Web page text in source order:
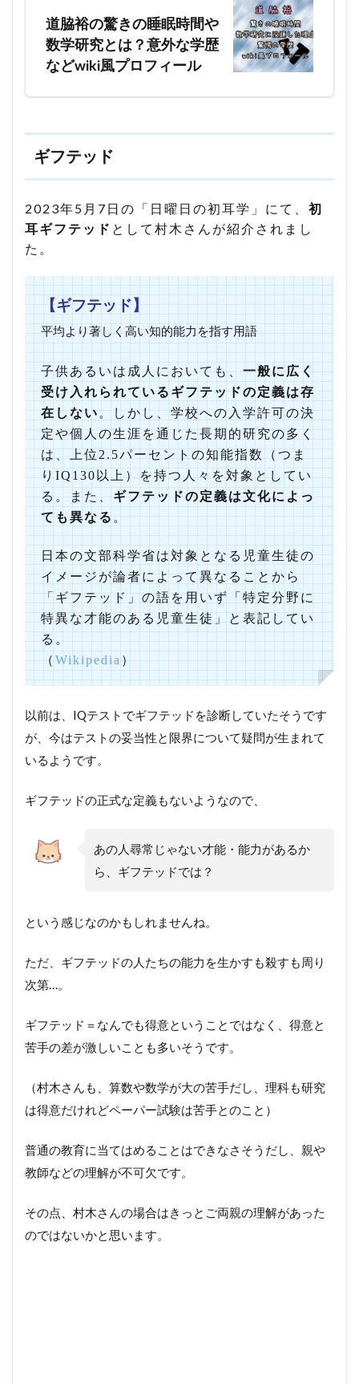
道脇裕の驚きの睡眠時間や
数学研究とは？意外な学歴
などwiki風プロフィール
ギフテッド
2023年5月7日の「日曜日の初耳学」にて、 初
耳ギフテッド として村木さんが紹介されまし
た。
【ギフテッド】
平均より著しく高い知的能力を指す用語
子供あるいは成人においても、一般に広く
受け入れられているギフテッドの定義は存
在しない。しかし、学校への入学許可の決
定や個人の生涯を通じた長期的研究の多く
は、上位2.5パーセントの知能指数（つま
りIQ130以上）を持つ人々を対象としてい
る。また、ギフテッドの定義は文化によっ
ても異なる。
日本の文部科学省は対象となる児童生徒の
イメージが論者によって異なることから
「ギフテッド」の語を用いず「特定分野に
特異な才能のある児童生徒」と表記してい
る。
（Wikipedia）
以前は、IQテストでギフテッドを診断していたそうです
が、今はテストの妥当性と限界について疑問が生まれて
いるようです。
ギフテッドの正式な定義もないようなので、
あの人尋常じゃない才能・能力があるか
ら、ギフテッドでは？
という感じなのかもしれませんね。
ただ、ギフテッドの人たちの能力を生かすも殺すも周り
次第…。
ギフテッド＝なんでも得意ということではなく、得意と
苦手の差が激しいことも多いそうです。
（村木さんも、算数や数学が大の苦手だし、理科も研究
は得意だけれどペーパー試験は苦手とのこと）
普通の教育に当てはめることはできなさそうだし、親や
教師などの理解が不可欠です。
その点、村木さんの場合はきっとご両親の理解があった
のではないかと思います。